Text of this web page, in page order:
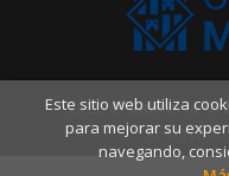
2026 ©Llibreria
Este sitio web utiliza
para mejorar su
navegando,